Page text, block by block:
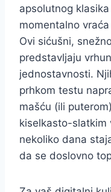
apsolutnog
momentalno
Ovi sićušni,
predstavljaju
jednostavnosti.
prhkom testu
mašću (ili
kiselkasto-slatkim
nekoliko dana
da se doslovno